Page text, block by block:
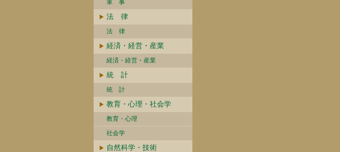
軍 事
法 律
法 律
経済・経営・産業
経済・経営・産業
統 計
統 計
教育・心理・社会学
教育・心理
社会学
自然科学・技術